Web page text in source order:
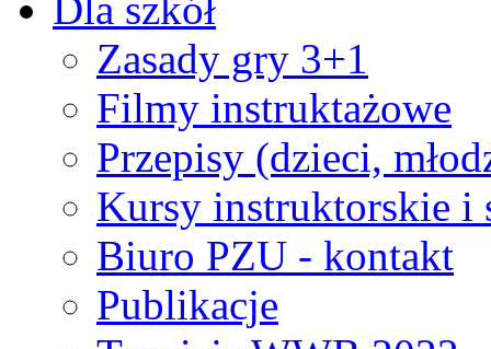
Zasady gry 3+1
Filmy instruktażowe
Przepisy (dzieci,
Kursy instruktorskie i
Biuro PZU - kontakt
Publikacje